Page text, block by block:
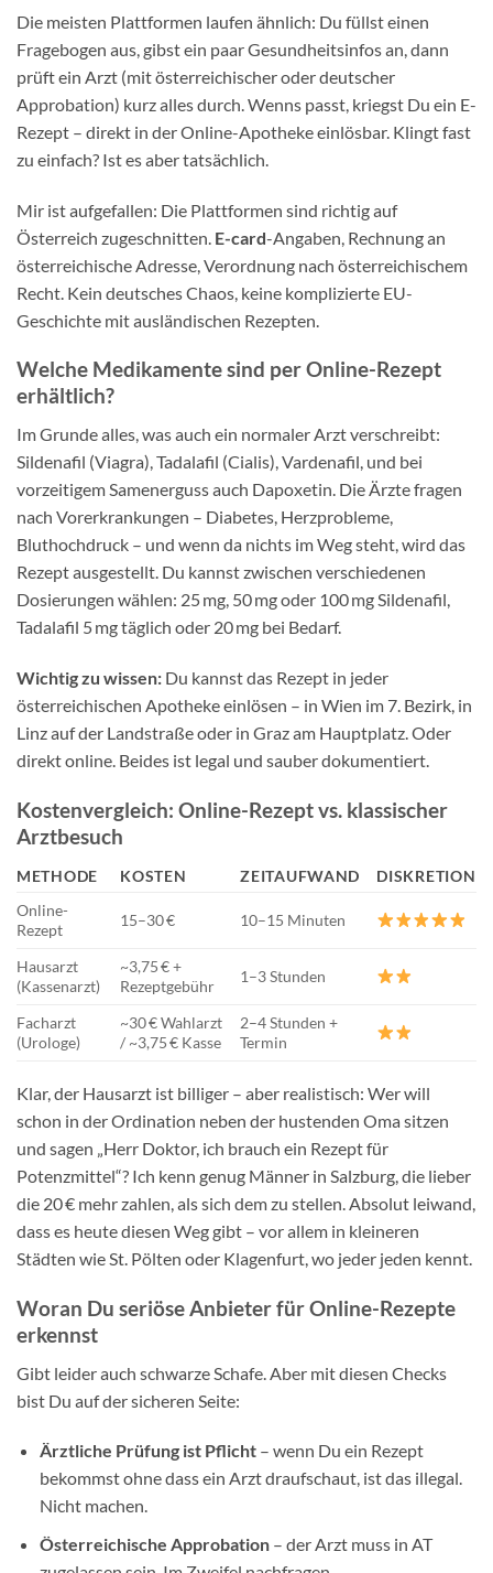
Die meisten Plattformen laufen ähnlich: Du füllst einen
Fragebogen aus, gibst ein paar Gesundheitsinfos an, dann
prüft ein Arzt (mit österreichischer oder deutscher
Approbation) kurz alles durch. Wenns passt, kriegst Du ein E-
Rezept – direkt in der Online-Apotheke einlösbar. Klingt fast
zu einfach? Ist es aber tatsächlich.
Mir ist aufgefallen: Die Plattformen sind richtig auf
Österreich zugeschnitten. E-card-Angaben, Rechnung an
österreichische Adresse, Verordnung nach österreichischem
Recht. Kein deutsches Chaos, keine komplizierte EU-
Geschichte mit ausländischen Rezepten.
Welche Medikamente sind per Online-Rezept
erhältlich?
Im Grunde alles, was auch ein normaler Arzt verschreibt:
Sildenafil (Viagra), Tadalafil (Cialis), Vardenafil, und bei
vorzeitigem Samenerguss auch Dapoxetin. Die Ärzte fragen
nach Vorerkrankungen – Diabetes, Herzprobleme,
Bluthochdruck – und wenn da nichts im Weg steht, wird das
Rezept ausgestellt. Du kannst zwischen verschiedenen
Dosierungen wählen: 25 mg, 50 mg oder 100 mg Sildenafil,
Tadalafil 5 mg täglich oder 20 mg bei Bedarf.
Wichtig zu wissen: Du kannst das Rezept in jeder
österreichischen Apotheke einlösen – in Wien im 7. Bezirk, in
Linz auf der Landstraße oder in Graz am Hauptplatz. Oder
direkt online. Beides ist legal und sauber dokumentiert.
Kostenvergleich: Online-Rezept vs. klassischer
Arztbesuch
METHODE KOSTEN ZEITAUFWAND
DISKRETION
Online-
Rezept
15–30 € 10–15 Minuten
Hausarzt
(Kassenarzt)
~3,75 € +
Rezeptgebühr
1–3 Stunden
Facharzt
(Urologe)
~30 € Wahlarzt
/ ~3,75 € Kasse
2–4 Stunden +
Termin
Klar, der Hausarzt ist billiger – aber realistisch: Wer will
schon in der Ordination neben der hustenden Oma sitzen
und sagen „Herr Doktor, ich brauch ein Rezept für
Potenzmittel“? Ich kenn genug Männer in Salzburg, die lieber
die 20 € mehr zahlen, als sich dem zu stellen. Absolut leiwand,
dass es heute diesen Weg gibt – vor allem in kleineren
Städten wie St. Pölten oder Klagenfurt, wo jeder jeden kennt.
Woran Du seriöse Anbieter für Online-Rezepte
erkennst
Gibt leider auch schwarze Schafe. Aber mit diesen Checks
bist Du auf der sicheren Seite:
Ärztliche Prüfung ist Pflicht– wenn Du ein Rezept
bekommst ohne dass ein Arzt draufschaut, ist das illegal.
Nicht machen.
Österreichische Approbation– der Arzt muss in AT